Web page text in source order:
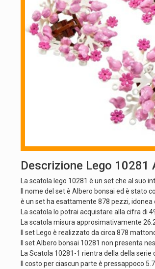
Descrizione Lego 10281
La scatola lego 10281 è un set che al suo
Il nome del set è Albero bonsai ed è stato
è un set ha esattamente 878 pezzi,
La scatola lo potrai acquistare alla cifra di
La scatola misura approsimativamente
Il set Lego è realizzato da circa 878
Il set Albero bonsai 10281 non presenta
La Scatola 10281-1 rientra della della serie
Il costo per ciascun parte è pressappoco